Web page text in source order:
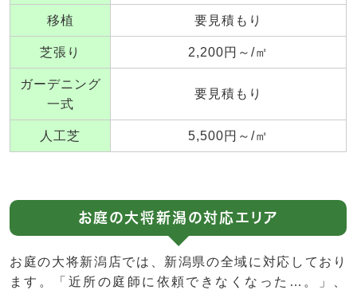
移植 要見積もり
芝張り 2,200円～/㎡
ガーデニング
一式
要見積もり
人工芝 5,500円～/㎡
お庭の大将新潟の対応エリア
お庭の大将新潟店では、新潟県の全域に対応しており
ます。「近所の庭師に依頼できなくなった…。」、